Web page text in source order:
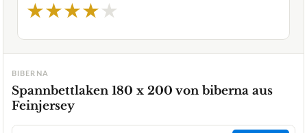
★★★★★
BIBERNA
Spannbettlaken 180 x 200 von biberna aus
Feinjersey